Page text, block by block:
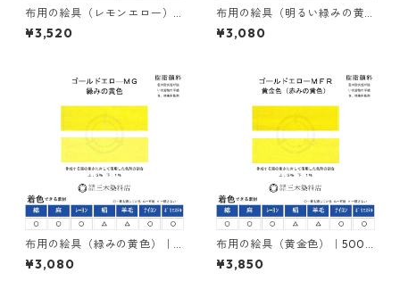
布用の絵具（レモンエロー）
｜500g｜ネオカラーエローＭ
３Ｇ｜樹脂顔料(ピグメントレ
¥3,520
布用の絵具（明るい緑みの黄
色）｜500g｜ネオカラーエロ
ーＭＧＲ｜樹脂顔料(ピグメン
¥3,080
布用の絵具（緑みの黄色）｜5
00g｜ネオカラーゴールドエ
ローＭＧ｜樹脂顔料(ピグメン
¥3,080
布用の絵具（黄金色）｜500g
｜ネオカラーゴールドエロー
ＭＦＲ｜樹脂顔料(ピグメント
¥3,850